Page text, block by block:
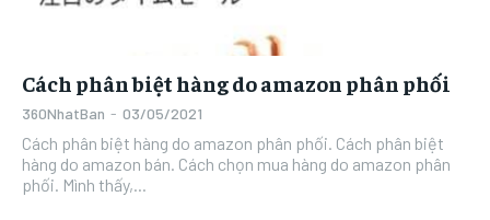
Cách phân biệt hàng do amazon phân phối
360NhatBan - 03/05/2021
Cách phân biệt hàng do amazon phân phối. Cách phân biệt
hàng do amazon bán. Cách chọn mua hàng do amazon phân
phối. Mình thấy,...